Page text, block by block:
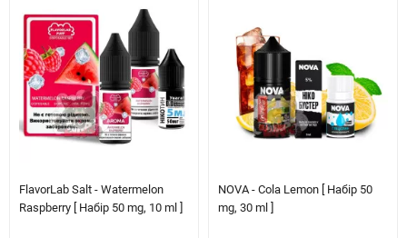
FlavorLab Salt - Watermelon
Raspberry [ Набір 50 mg, 10 ml ]
NOVA - Cola Lemon [ Набір 50
mg, 30 ml ]